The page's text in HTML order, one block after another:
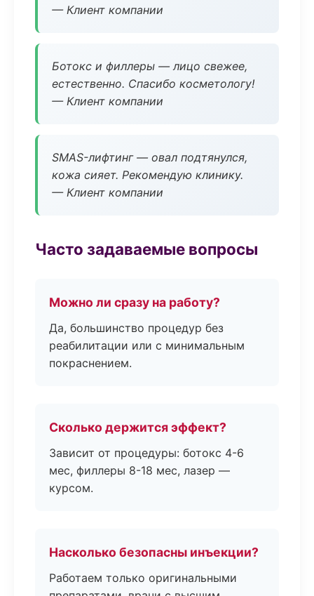
— Клиент компании
Ботокс и филлеры — лицо свежее,
естественно. Спасибо косметологу!
— Клиент компании
SMAS-лифтинг — овал подтянулся,
кожа сияет. Рекомендую клинику.
— Клиент компании
Часто задаваемые вопросы
Можно ли сразу на работу?
Да, большинство процедур без
реабилитации или с минимальным
покраснением.
Сколько держится эффект?
Зависит от процедуры: ботокс 4-6
мес, филлеры 8-18 мес, лазер —
курсом.
Насколько безопасны инъекции?
Работаем только оригинальными